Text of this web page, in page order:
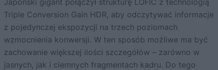
Triple Conversion Gain HDR, aby odczytywać informacje
z pojedynczej ekspozycji na trzech poziomach
wzmocnienia konwersji. W ten sposób możliwe ma być
zachowanie większej ilości szczegółów – zarówno w
jasnych, jak i ciemnych fragmentach kadru. Do tego